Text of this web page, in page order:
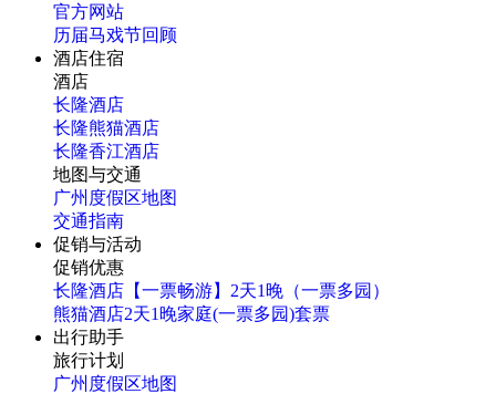
官方网站
历届马戏节回顾
酒店住宿
酒店
长隆酒店
长隆熊猫酒店
长隆香江酒店
地图与交通
广州度假区地图
交通指南
促销与活动
促销优惠
长隆酒店【一票畅游】2天1晚（一票多园）
熊猫酒店2天1晚家庭(一票多园)套票
出行助手
旅行计划
广州度假区地图